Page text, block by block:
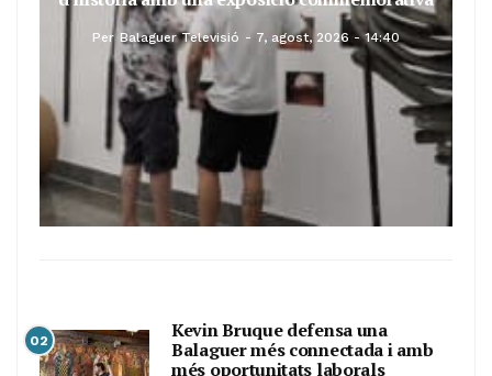
Per Balaguer Televisió 7, agost, 2026 - 14:40
02
Kevin Bruque defensa una
Balaguer més connectada i amb
més oportunitats laborals